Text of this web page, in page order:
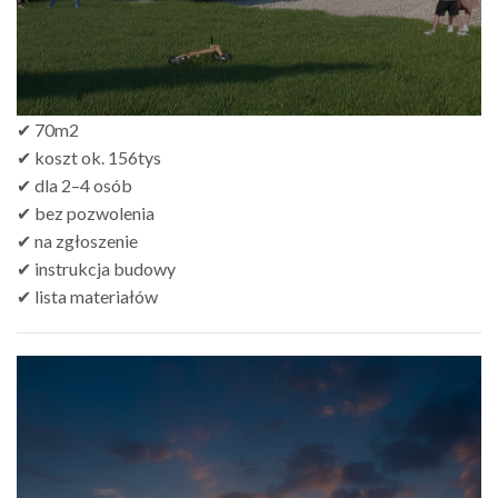
✔ 70m2
✔ koszt ok. 156tys
✔ dla 2–4 osób
✔ bez pozwolenia
✔ na zgłoszenie
✔ instrukcja budowy
✔ lista materiałów